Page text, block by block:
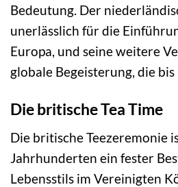
Bedeutung. Der
unerlässlich für die
Europa, und seine weitere
globale Begeisterung, die
Die britische Tea Time
Die britische Teezeremonie
Jahrhunderten ein fester
Lebensstils im Vereinigten